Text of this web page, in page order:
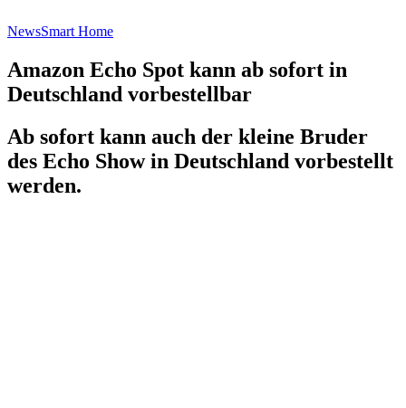
NewsSmart Home
Amazon Echo Spot kann ab sofort in
Deutschland vorbestellbar
Ab sofort kann auch der kleine Bruder
des Echo Show in Deutschland vorbestellt
werden.